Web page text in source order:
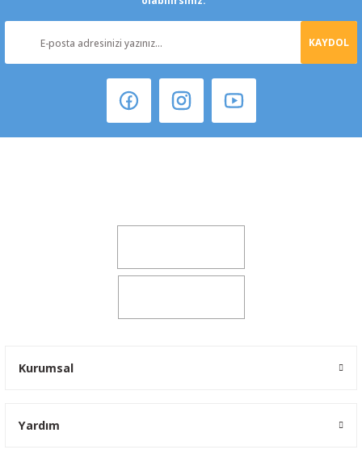
KAYDOL
Kurumsal
Yardım